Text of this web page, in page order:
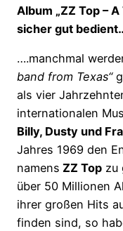
Album „ZZ Top –
sicher gut
….manchmal
band from Texas“
als vier
internationalen
Billy, Dusty und
Jahres 1969 den
namens ZZ Top zu
über 50 Millionen
ihrer großen Hits
finden sind, so